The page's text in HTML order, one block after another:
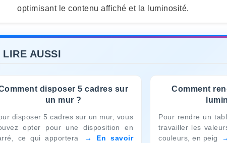
optimisant le contenu affiché et la luminosité.
LIRE AUSSI
disposer 5 cadres sur
un mur ?
disposer 5 cadres sur un mur, vous
opter pour une disposition en
ce qui apportera
En savoir
Comment
Pour rendre un
travailler les
couleurs, en peig